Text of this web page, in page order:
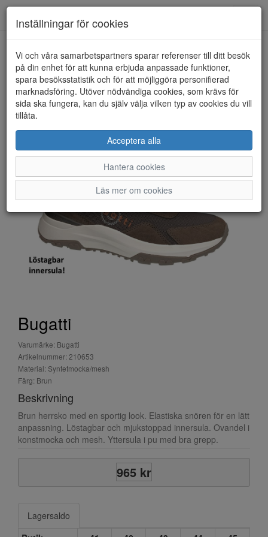
HEM BUGATTI
Bugatti
Varumärke: Bugatti
Artikelnummer: 210653
Material: Syntetmocka/mesh
Färg: Brun
Beskrivning
Brun herrsko med en sportig look. Elastiska snören för en lätt
anpassning. Löstagbar och mjukstoppad innersula. Ovandel i
konstmocka och mesh. Yttersula i pu med bra grepp.
965 kr
Lagersaldo
Inställningar för cookies
Vi och våra samarbetspartners sparar referenser till ditt besök
på din enhet för att kunna erbjuda anpassade funktioner,
spara besöksstatistik och för att möjliggöra personifierad
marknadsföring. Utöver nödvändiga cookies, som krävs för
sida ska fungera, kan du själv välja vilken typ av cookies du vill
tillåta.
Acceptera alla
Hantera cookies
Läs mer om cookies